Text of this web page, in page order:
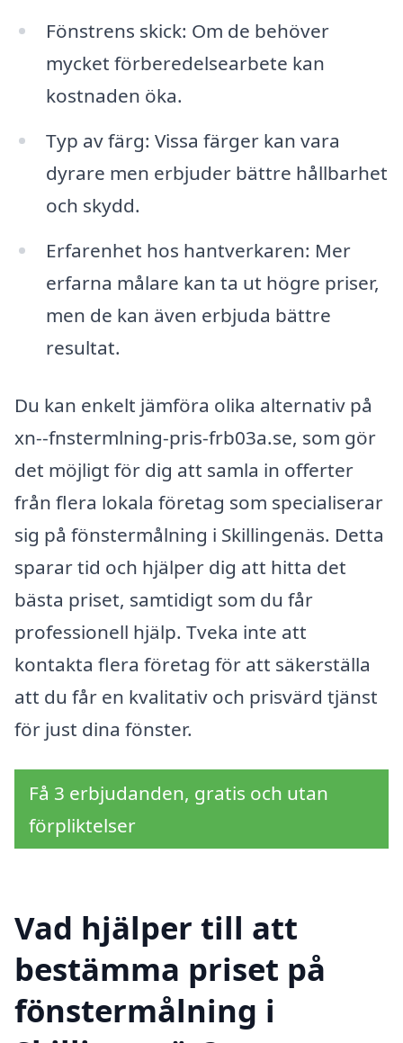
Fönstrens skick: Om de behöver
mycket förberedelsearbete kan
kostnaden öka.
Typ av färg: Vissa färger kan vara
dyrare men erbjuder bättre hållbarhet
och skydd.
Erfarenhet hos hantverkaren: Mer
erfarna målare kan ta ut högre priser,
men de kan även erbjuda bättre
resultat.
Du kan enkelt jämföra olika alternativ på
xn--fnstermlning-pris-frb03a.se, som gör
det möjligt för dig att samla in offerter
från flera lokala företag som specialiserar
sig på fönstermålning i Skillingenäs. Detta
sparar tid och hjälper dig att hitta det
bästa priset, samtidigt som du får
professionell hjälp. Tveka inte att
kontakta flera företag för att säkerställa
att du får en kvalitativ och prisvärd tjänst
för just dina fönster.
Få 3 erbjudanden, gratis och utan
förpliktelser
Vad hjälper till att
bestämma priset på
fönstermålning i